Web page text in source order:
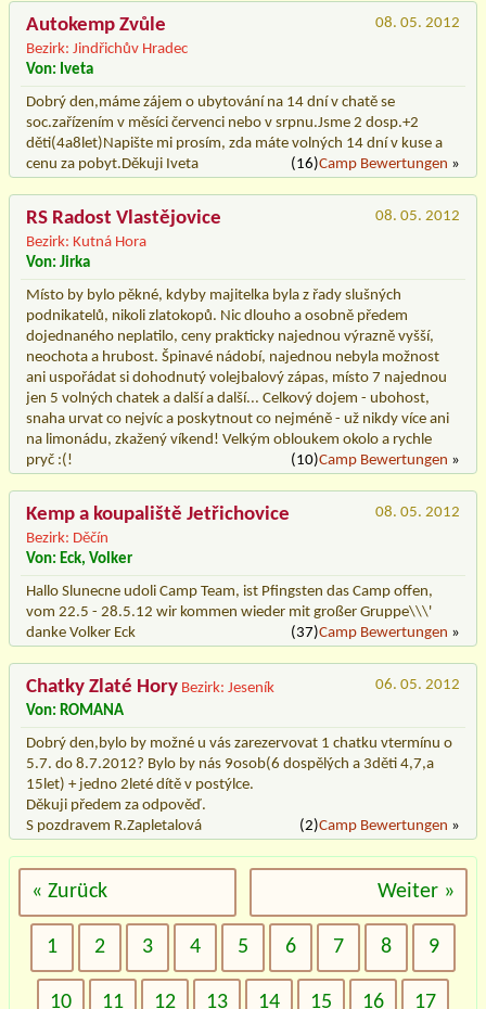
Autokemp Zvůle
Bezirk: Jindřichův Hradec
08. 05. 2012
Von: Iveta
Dobrý den,máme zájem o ubytování na 14 dní v chatě se
soc.zařízením v měsíci červenci nebo v srpnu.Jsme 2 dosp.+2
děti(4a8let)Napište mi prosím, zda máte volných 14 dní v kuse a
cenu za pobyt.Děkuji Iveta
(16)Camp Bewertungen »
RS Radost Vlastějovice
Bezirk: Kutná Hora
08. 05. 2012
Von: Jirka
Místo by bylo pěkné, kdyby majitelka byla z řady slušných
podnikatelů, nikoli zlatokopů. Nic dlouho a osobně předem
dojednaného neplatilo, ceny prakticky najednou výrazně vyšší,
neochota a hrubost. Špinavé nádobí, najednou nebyla možnost
ani uspořádat si dohodnutý volejbalový zápas, místo 7 najednou
jen 5 volných chatek a další a další... Celkový dojem - ubohost,
snaha urvat co nejvíc a poskytnout co nejméně - už nikdy více ani
na limonádu, zkažený víkend! Velkým obloukem okolo a rychle
pryč :(!
(10)Camp Bewertungen »
Kemp a koupaliště Jetřichovice
Bezirk: Děčín
08. 05. 2012
Von: Eck, Volker
Hallo Slunecne udoli Camp Team, ist Pfingsten das Camp offen,
vom 22.5 - 28.5.12 wir kommen wieder mit großer Gruppe\\\'
danke Volker Eck
(37)Camp Bewertungen »
Chatky Zlaté Hory Bezirk: Jeseník
06. 05. 2012
Von: ROMANA
Dobrý den,bylo by možné u vás zarezervovat 1 chatku vtermínu o
5.7. do 8.7.2012? Bylo by nás 9osob(6 dospělých a 3děti 4,7,a
15let) + jedno 2leté dítě v postýlce.
Děkuji předem za odpověď.
S pozdravem R.Zapletalová
(2)Camp Bewertungen »
« Zurück Weiter »
1 2 3 4 5 6 7 8 9
10 11 12 13 14 15 16 17